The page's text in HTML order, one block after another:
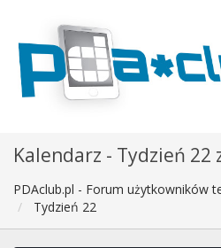
Kalendarz - Tydzień 22
PDAclub.pl - Forum użytkowników
Tydzień 22